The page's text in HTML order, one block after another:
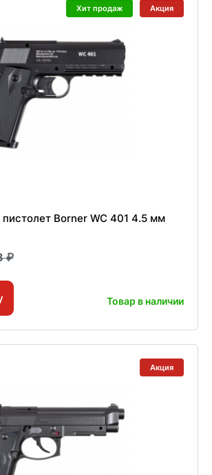
Хит продаж Акция
Borner WC 401 4.5 мм
Товар в наличии
Акция